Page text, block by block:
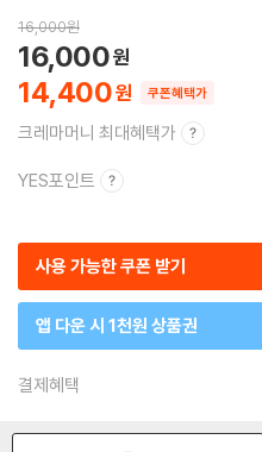
16,000원
14,400
16,000
쿠폰혜택가
크레마머니 최대혜택가
YES포인트
사용 가능한 쿠폰 받기
앱 다운 시 1천원 상품권
결제혜택